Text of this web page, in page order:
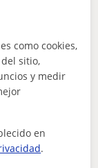
apasionada
Paula, y
como cookies,
sitio,
y medir
en
.